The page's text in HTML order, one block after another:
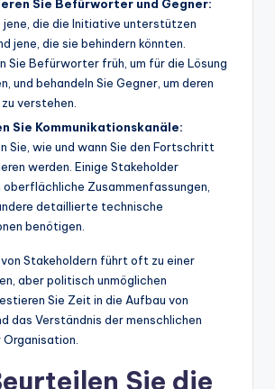
Sie Befürworter und Gegner:
jene, die die Initiative unterstützen
jene, die sie behindern könnten.
Sie Befürworter früh, um für die Lösung
und behandeln Sie Gegner, um deren
verstehen.
Sie Kommunikationskanäle:
Sie, wie und wann Sie den Fortschritt
werden. Einige Stakeholder
Zusammenfassungen,
detaillierte technische
benötigen.
Stakeholdern führt oft zu einer
aber politisch unmöglichen
Sie Zeit in die Aufbau von
das Verständnis der menschlichen
Organisation.
Sie die